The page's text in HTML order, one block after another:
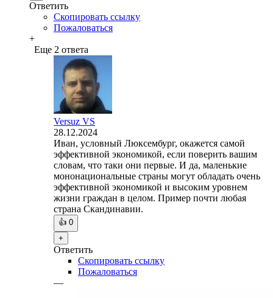
Ответить
Скопировать ссылку
Пожаловаться
+
Еще 2 ответа
Versuz VS
28.12.2024
Иван, условный Люксембург, окажется самой
эффективной экономикой, если поверить вашим
словам, что таки они первые. И да, маленькие
мононациональные страны могут обладать очень
эффективной экономикой и высоким уровнем
жизни граждан в целом. Пример почти любая
страна Скандинавии.
👍 0
+
Ответить
Скопировать ссылку
Пожаловаться
—